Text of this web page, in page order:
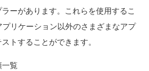
ーがあります。これらを使用するこ
リケーション以外のさまざまなアプ
トすることができます。
覧